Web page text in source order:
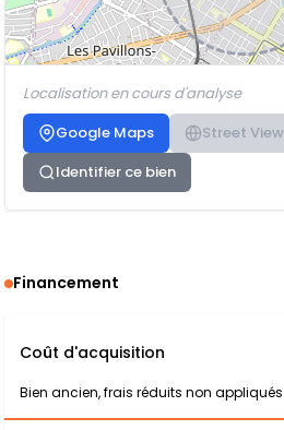
Localisation en cours d'analyse
Google Maps
Street View
Identifier ce bien
Financement
Coût d'acquisition
Bien ancien, frais réduits non appliqués